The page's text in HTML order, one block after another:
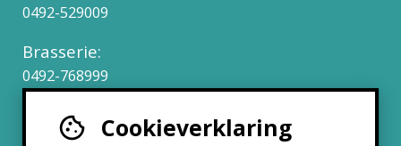
Cookieverklaring
0492-529009
Brasserie:
0492-768999
Werken bij